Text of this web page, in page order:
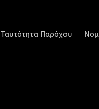
Ταυτότητα Παρόχου